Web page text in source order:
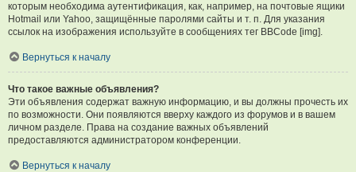
которым необходима аутентификация, как, например, на почтовые ящики
Hotmail или Yahoo, защищённые паролями сайты и т. п. Для указания
ссылок на изображения используйте в сообщениях тег BBCode [img].
Вернуться к началу
Что такое важные объявления?
Эти объявления содержат важную информацию, и вы должны прочесть их
по возможности. Они появляются вверху каждого из форумов и в вашем
личном разделе. Права на создание важных объявлений
предоставляются администратором конференции.
Вернуться к началу